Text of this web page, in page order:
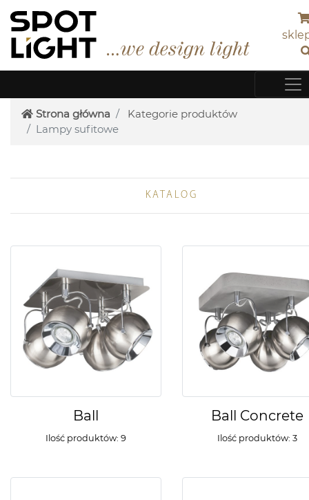
Strona główna
Kategorie produktów
Lampy sufitowe
KATALOG
Ball
Ilość produktów: 9
Ball Concrete
Ilość produktów: 3